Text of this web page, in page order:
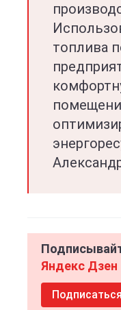
топлива
Яндекс Дзен
Подписаться